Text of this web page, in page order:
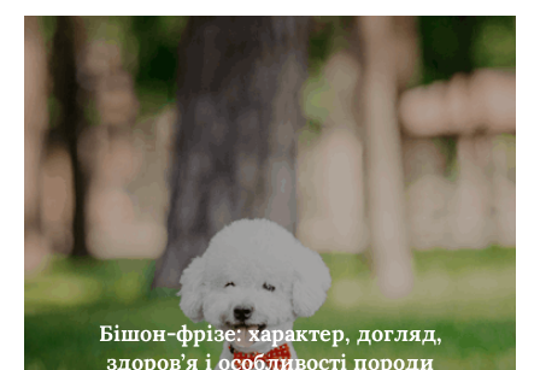
Бішон-фрізе: характер, догляд,
здоров’я і особливості породи